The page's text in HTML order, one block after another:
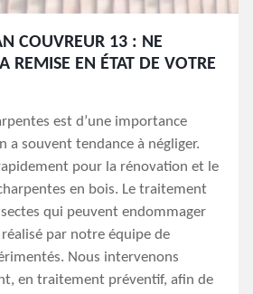
COUVREUR 13 : NE
REMISE EN ÉTAT DE VOTRE
est d’une importance
a souvent tendance à négliger.
pour la rénovation et le
en bois. Le traitement
qui peuvent endommager
par notre équipe de
Nous intervenons
en traitement préventif, afin de